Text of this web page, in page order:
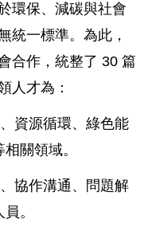
環保、減碳與社會
統一標準。為此，
合作，統整了 30 篇
人才為：
資源循環、綠色能
關領域。
協作溝通、問題解
。